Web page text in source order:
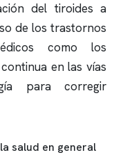
del tiroides a
de los trastornos
como los
en las vías
para corregir
salud en general